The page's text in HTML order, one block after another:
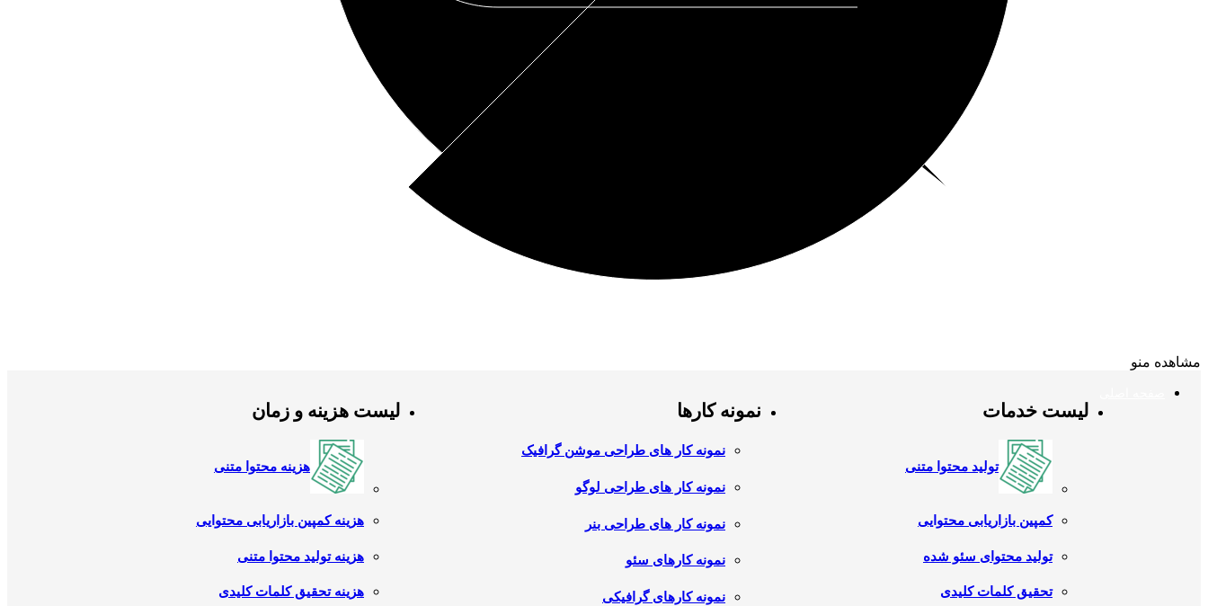
مشاهده منو
لیست خدمات
تولید محتوا متنی
کمپین بازاریابی محتوایی
تولید محتوای سئو شده
تحقیق کلمات کلیدی
نمونه کارها
نمونه کار های طراحی موشن گرافیک
نمونه کار های طراحی لوگو
نمونه کار های طراحی بنر
نمونه کارهای سئو
نمونه کارهای گرافیکی
لیست هزینه و زمان
هزینه محتوا متنی
هزینه کمپین بازاریابی محتوایی
هزینه تولید محتوا متنی
هزینه تحقیق کلمات کلیدی